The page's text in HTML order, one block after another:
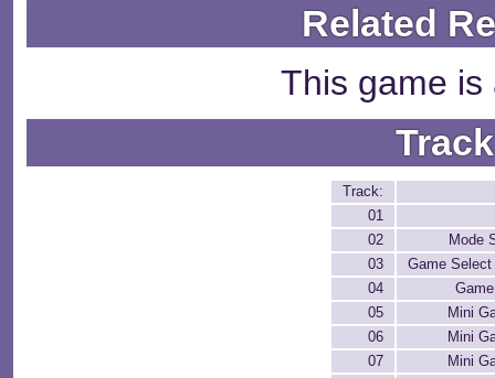
Related
This game is
Track:
01
02
Mode
03
Game
04
05
Mini
06
Mini
07
Mini